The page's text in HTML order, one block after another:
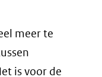
meer te
is voor de